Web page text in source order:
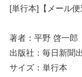
[単行本]【メール便
著者：平野 啓一郎
出版社：毎日新聞
サイズ：単行本